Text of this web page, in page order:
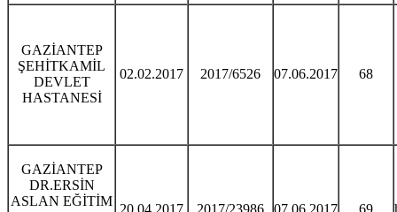
GAZİANTEP
ŞEHİTKAMİL
DEVLET
HASTANESİ
02.02.2017 2017/6526 07.06.2017 68
GAZİANTEP
DR.ERSİN
ASLAN EĞİTİM
20.04.2017 2017/23986 07.06.2017 69